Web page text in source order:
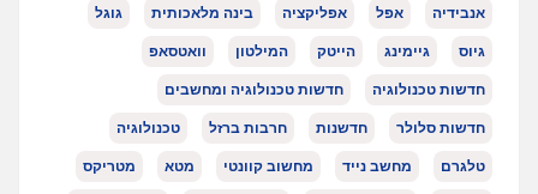
אנבידיה אפל אפליקציה בינה מלאכותית גוגל
גיוס גיימינג הייטק המילטון וואטסאפ
חדשות טכנולוגיה חדשות טכנולוגיה ומחשבים
חדשות סלולר חדשנות חרבות ברזל טכנולוגיה
טלגרם מחשב נייד מחשוב קוונטי מטא מטריקס